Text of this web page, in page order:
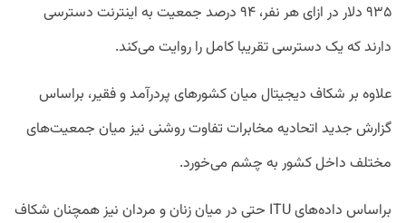
۹۳۵ دلار در ازای هر نفر، ۹۴ درصد جمعیت به اینترنت دسترسی
دارند که یک دسترسی تقریبا کامل را روایت می‌کند.
علاوه بر شکاف دیجیتال میان کشور‌های پردرآمد و فقیر، براساس
گزارش جدید اتحادیه مخابرات تفاوت روشنی نیز میان جمعیت‌‌های
مختلف داخل کشور به چشم می‌خورد.
براساس داده‌های ITU حتی در میان زنان و مردان نیز همچنان شکاف